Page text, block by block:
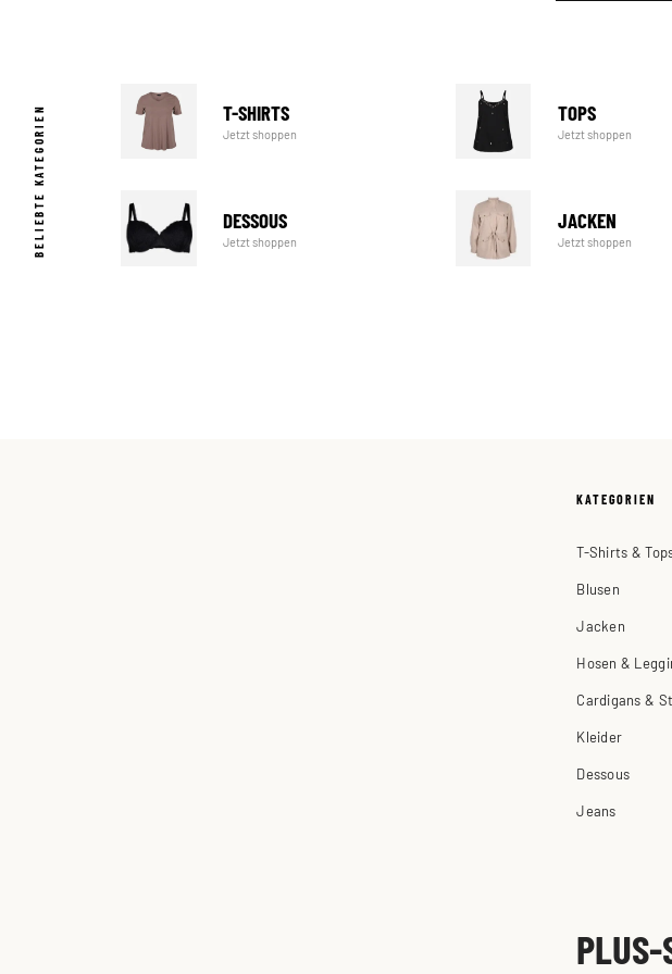
BELIEBTE KATEGORIEN T-SHIRTS
Jetzt shoppen
TOPS
Jetzt shoppen
DESSOUS
Jetzt shoppen
JACKEN
Jetzt shoppen
KATEGORIEN
T-Shirts &
Blusen
Jacken
Hosen &
Cardigans &
Kleider
Dessous
Jeans
PLUS-